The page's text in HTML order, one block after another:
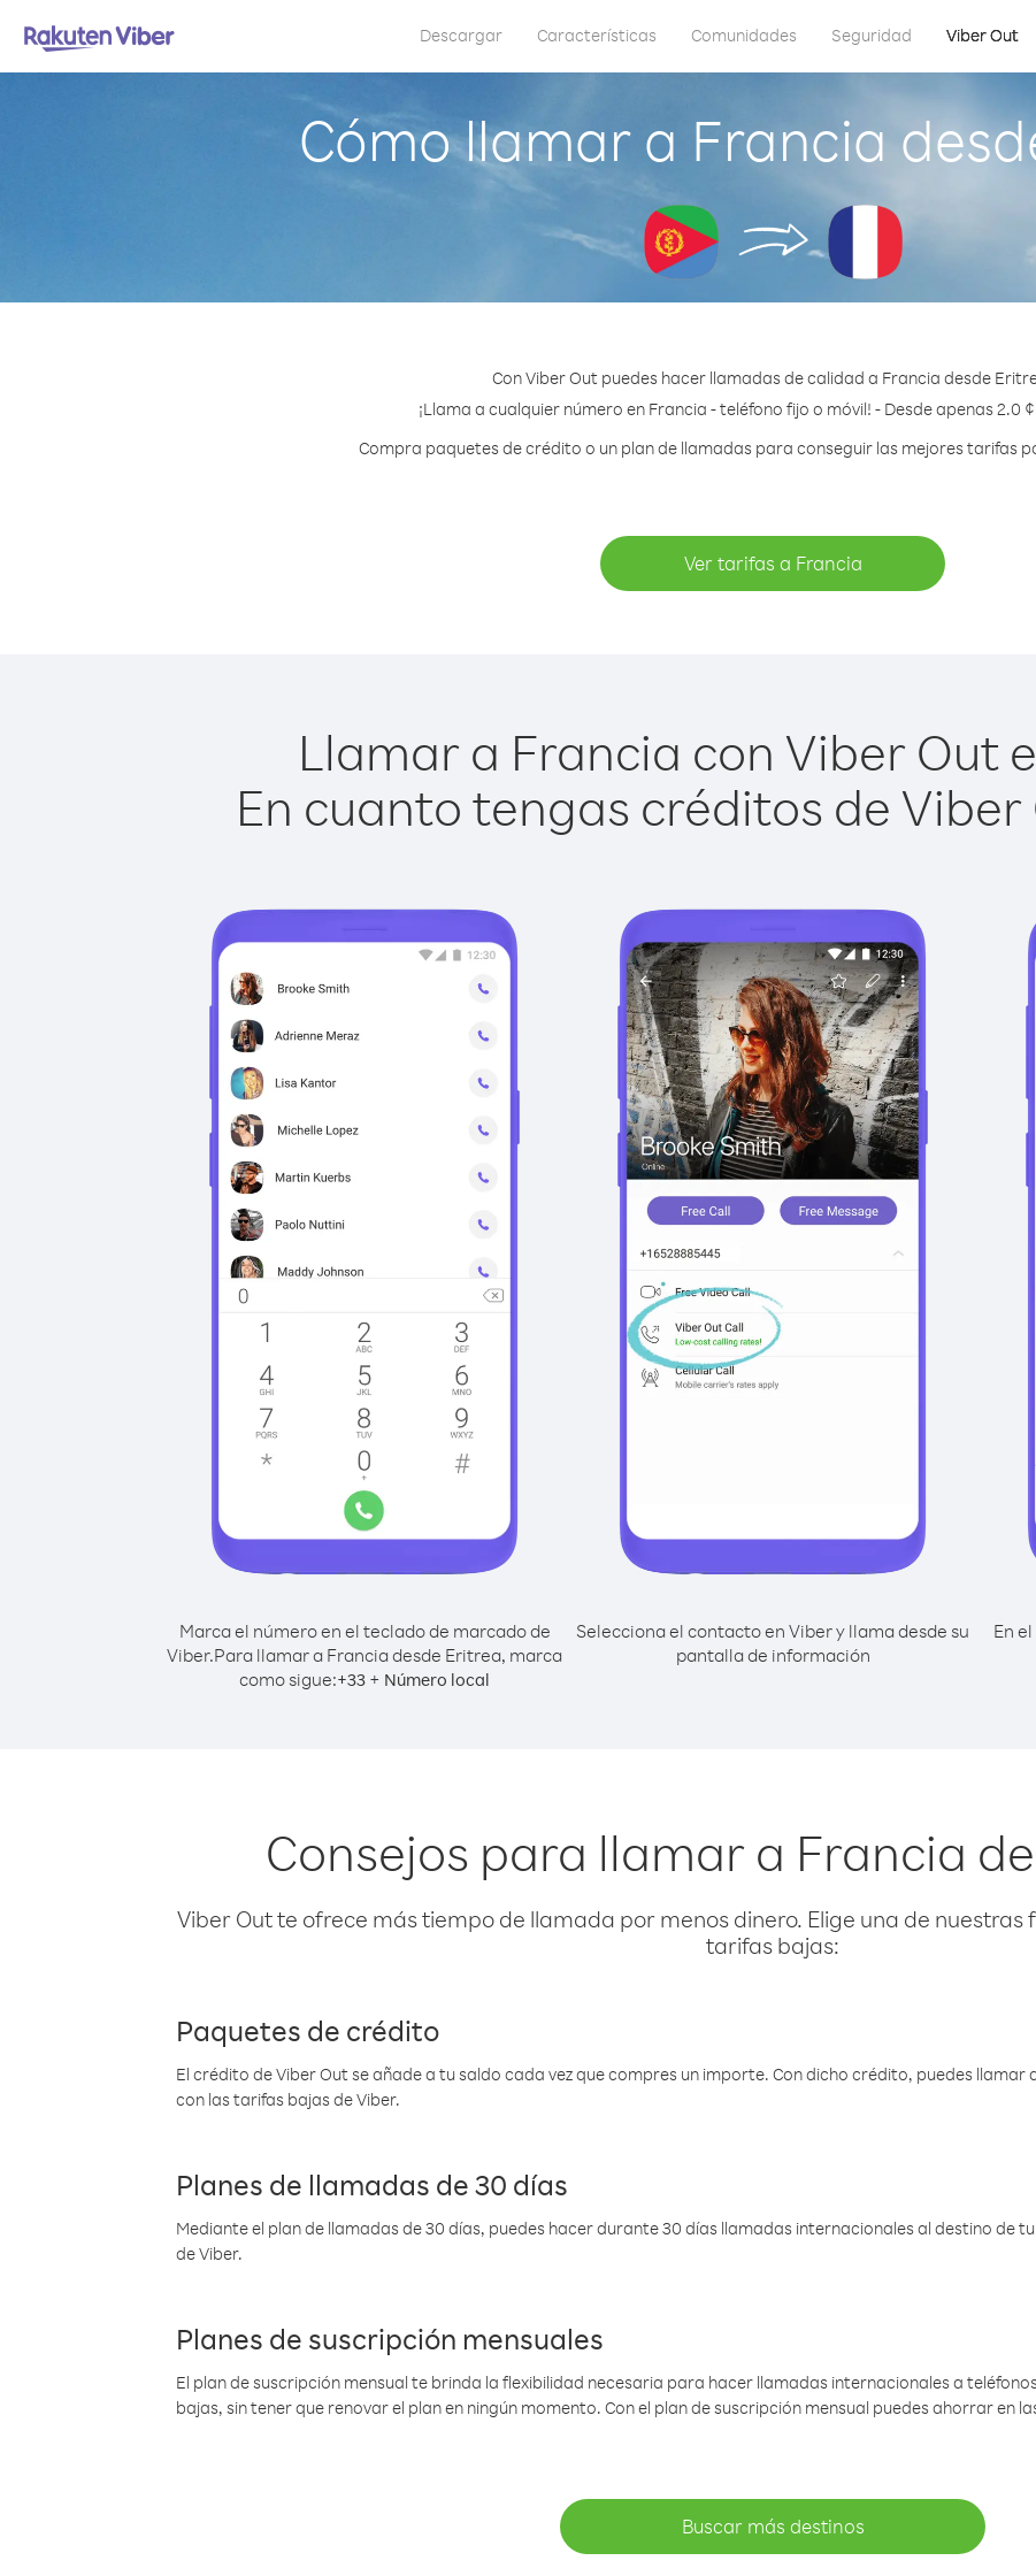
Descargar Características Comunidades Seguridad Viber Out
Cómo llamar a Francia
Con Viber Out puedes hacer llamadas de calidad a Francia desde
¡Llama a cualquier número en Francia - teléfono fijo o móvil! - Desde apenas 2.0
Compra paquetes de crédito o un plan de llamadas para conseguir las mejores tarifas
Ver tarifas a Francia
Llamar a Francia con Viber Out
En cuanto tengas créditos de
Marca el número en el teclado de marcado de
Viber.Para llamar a Francia desde Eritrea, marca
como sigue:+33 + Número local
Selecciona el contacto en Viber y llama desde su
pantalla de información
En
Consejos para llamar a Francia
Viber Out te ofrece más tiempo de llamada por menos dinero. Elige una de nuestras
tarifas bajas:
Paquetes de crédito
El crédito de Viber Out se añade a tu saldo cada vez que compres un importe. Con dicho crédito, puedes llamar
con las tarifas bajas de Viber.
Planes de llamadas de 30 días
Mediante el plan de llamadas de 30 días, puedes hacer durante 30 días llamadas internacionales al destino de
de Viber.
Planes de suscripción mensuales
El plan de suscripción mensual te brinda la flexibilidad necesaria para hacer llamadas internacionales a
bajas, sin tener que renovar el plan en ningún momento. Con el plan de suscripción mensual puedes ahorrar en
Buscar más destinos